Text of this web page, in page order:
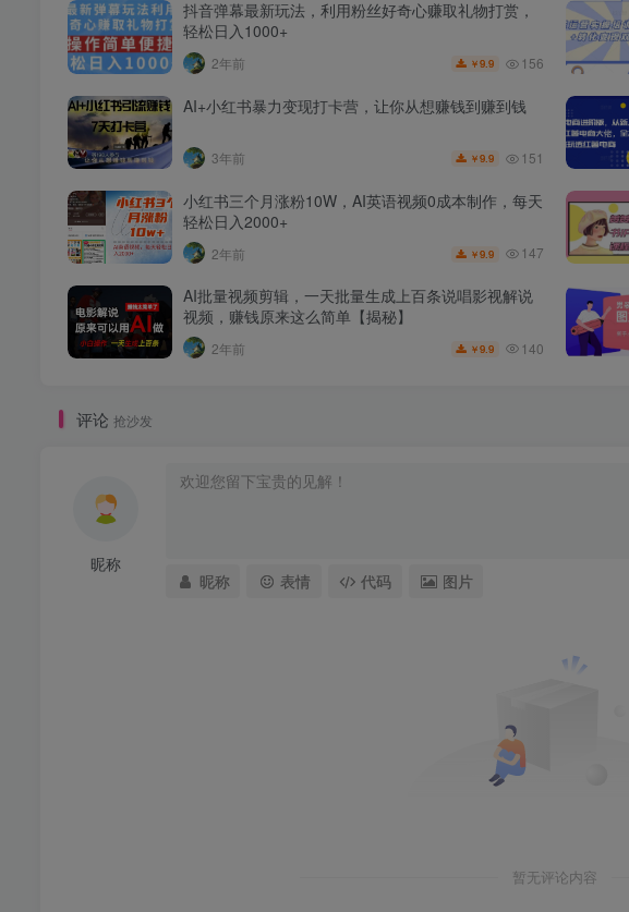
抖音弹幕最新玩法，利用粉丝好奇心赚取礼物打赏，
轻松日入1000+
2年前 ￥9.9 156
AI+小红书暴力变现打卡营，让你从想赚钱到赚到钱
3年前 ￥9.9 151
小红书三个月涨粉10W，AI英语视频0成本制作，每天
轻松日入2000+
2年前 ￥9.9 147
AI批量视频剪辑，一天批量生成上百条说唱影视解说
视频，赚钱原来这么简单【揭秘】
2年前 ￥9.9 140
评论 抢沙发
昵称
昵称 表情 代码 图片
暂无评论内容